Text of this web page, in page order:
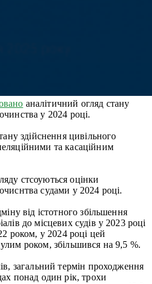
аналітичний огляд стану
у 2024 році.
здійснення цивільного
та касаційним
стсоуються оцінки
судами у 2024 році.
від істотного збільшення
до місцевих судів у 2023 році
роком, у 2024 році цей
роком, збільшився на 9,5 %.
загальний термін проходження
понад один рік, трохи